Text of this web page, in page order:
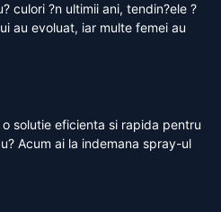
culori ?n ultimii ani, tendin?ele ?
au evoluat, iar multe femei au
solutie eficienta si rapida pentru
Acum ai la indemana spray-ul